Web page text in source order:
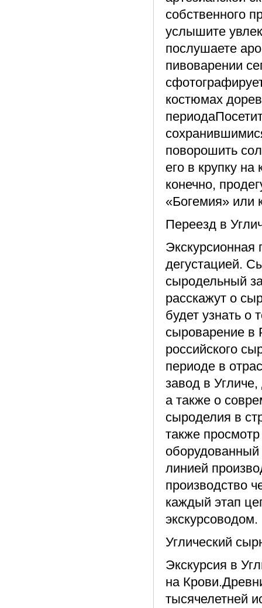
собственного
услышите
послушаете
пивоварении
костюмах
поворошить
его в крупку
конечно,
«Богемия» или
Переезд в
дегустацией.
сыродельный
расскажут о
будет узнать о
сыроварение в
российского
периоде в
завод в
а также о
сыроделия в
также
линией
производство
каждый этап
экскурсоводом.
Углический
Экскурсия в
на
тысячелетней